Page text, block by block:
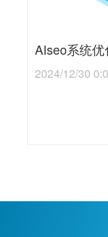
AIseo系统
2024/12/30